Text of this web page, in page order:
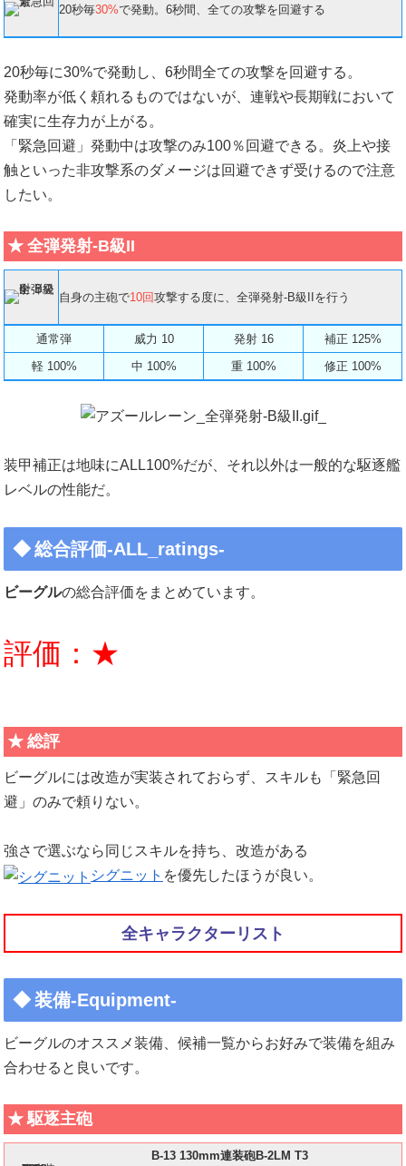
20秒毎30%で発動。6秒間、全ての攻撃を回避する
20秒毎に30%で発動し、6秒間全ての攻撃を回避する。
発動率が低く頼れるものではないが、連戦や長期戦において
確実に生存力が上がる。
「緊急回避」発動中は攻撃のみ100％回避できる。炎上や接
触といった非攻撃系のダメージは回避できず受けるので注意
したい。
全弾発射-B級II
自身の主砲で10回攻撃する度に、全弾発射-B級IIを行う
通常弾 威力 10 発射 16
補正 125%
軽 100%
中 100% 重 100% 修正 100%
装甲補正は地味にALL100%だが、それ以外は一般的な駆逐艦
レベルの性能だ。
総合評価-ALL_ratings-
ビーグルの総合評価をまとめています。
評価：★
総評
ビーグルには改造が実装されておらず、スキルも「緊急回
避」のみで頼りない。
強さで選ぶなら同じスキルを持ち、改造がある
シグニット を優先したほうが良い。
全キャラクターリスト
装備-Equipment-
ビーグルのオススメ装備、候補一覧からお好みで装備を組み
合わせると良いです。
駆逐主砲
B-13 130mm連装砲B-2LM T3